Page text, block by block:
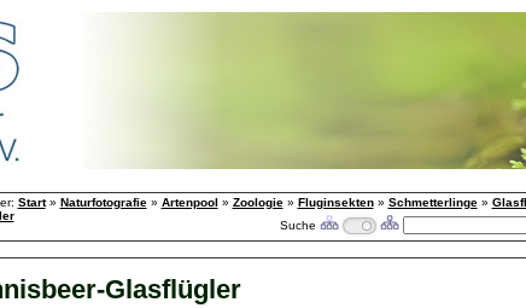
Start» Naturfotografie» Artenpool » Zoologie» Fluginsekten» Schmetterlinge»
Suche
Glasflügler